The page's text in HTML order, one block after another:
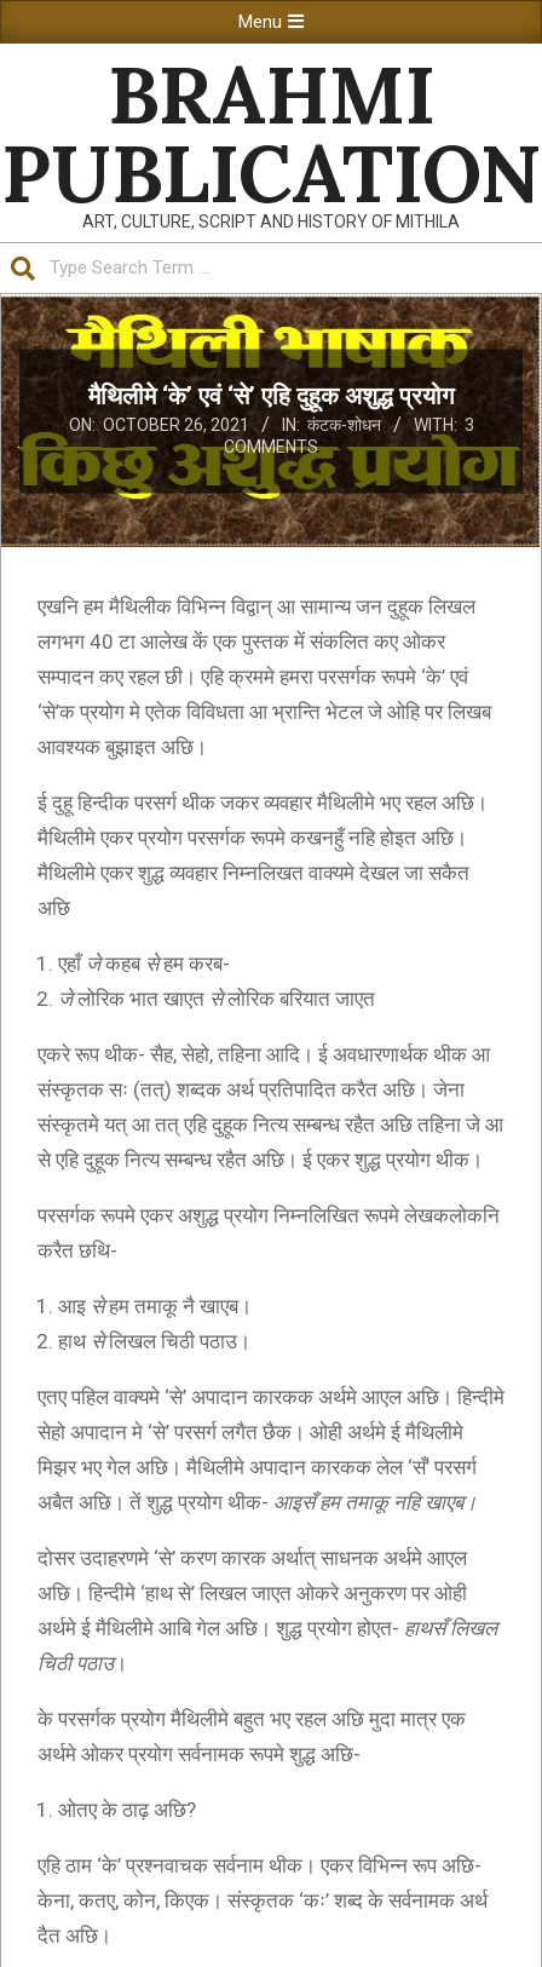
to
Navigation
Menu
BRAHMI
PUBLICATION
ART, CULTURE, SCRIPT AND HISTORY OF MITHILA
मैथिलीमे ‘के’ एवं ‘से’ एहि दुहूक अशुद्ध प्रयोग
ON: OCTOBER 26, 2021 IN: कंटक-शोधन WITH: 3
COMMENTS
एखनि हम मैथिलीक विभिन्न विद्वान् आ सामान्य जन दुहूक लिखल
लगभग 40 टा आलेख कें एक पुस्तक में संकलित कए ओकर
सम्पादन कए रहल छी। एहि क्रममे हमरा परसर्गक रूपमे ‘के’ एवं
‘से’क प्रयोग मे एतेक विविधता आ भ्रान्ति भेटल जे ओहि पर लिखब
आवश्यक बुझाइत अछि।
ई दुहू हिन्दीक परसर्ग थीक जकर व्यवहार मैथिलीमे भए रहल अछि।
मैथिलीमे एकर प्रयोग परसर्गक रूपमे कखनहुँ नहि होइत अछि।
मैथिलीमे एकर शुद्ध व्यवहार निम्नलिखत वाक्यमे देखल जा सकैत
अछि
एहाँ जेकहब सेहम करब-
जेलोरिक भात खाएत सेलोरिक बरियात जाएत
एकरे रूप थीक- सैह, सेहो, तहिना आदि। ई अवधारणार्थक थीक आ
संस्कृतक सः (तत्) शब्दक अर्थ प्रतिपादित करैत अछि। जेना
संस्कृतमे यत् आ तत् एहि दुहूक नित्य सम्बन्ध रहैत अछि तहिना जे आ
से एहि दुहूक नित्य सम्बन्ध रहैत अछि। ई एकर शुद्ध प्रयोग थीक।
परसर्गक रूपमे एकर अशुद्ध प्रयोग निम्नलिखित रूपमे लेखकलोकनि
करैत छथि-
आइ सेहम तमाकू नै खाएब।
हाथ सेलिखल चिठी पठाउ।
एतए पहिल वाक्यमे ‘से’ अपादान कारकक अर्थमे आएल अछि। हिन्दीमे
सेहो अपादान मे ‘से’ परसर्ग लगैत छैक। ओही अर्थमे ई मैथिलीमे
मिझर भए गेल अछि। मैथिलीमे अपादान कारकक लेल ‘सँ’ परसर्ग
अबैत अछि। तें शुद्ध प्रयोग थीक- आइसँ हम तमाकू नहि खाएब।
दोसर उदाहरणमे ‘से’ करण कारक अर्थात् साधनक अर्थमे आएल
अछि। हिन्दीमे ‘हाथ से’ लिखल जाएत ओकरे अनुकरण पर ओही
अर्थमे ई मैथिलीमे आबि गेल अछि। शुद्ध प्रयोग होएत- हाथसँ लिखल
चिठी पठाउ।
के परसर्गक प्रयोग मैथिलीमे बहुत भए रहल अछि मुदा मात्र एक
अर्थमे ओकर प्रयोग सर्वनामक रूपमे शुद्ध अछि-
ओतए के ठाढ़ अछि?
एहि ठाम ‘के’ प्रश्नवाचक सर्वनाम थीक। एकर विभिन्न रूप अछि-
केना, कतए, कोन, किएक। संस्कृतक ‘कः’ शब्द के सर्वनामक अर्थ
दैत अछि।